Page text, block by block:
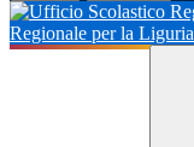
Regionale per la Liguria